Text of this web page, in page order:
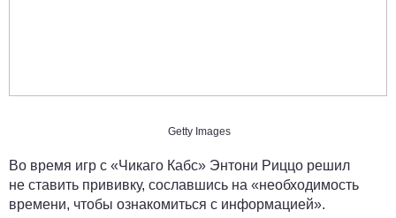
Getty Images
Во время игр с «Чикаго Кабс» Энтони Риццо решил
не ставить прививку, сославшись на «необходимость
времени, чтобы ознакомиться с информацией».